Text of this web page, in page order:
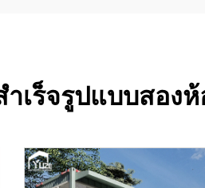
เร็จรูปแบบสอ